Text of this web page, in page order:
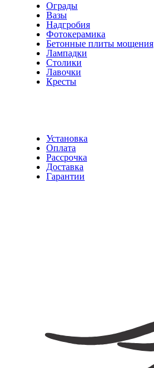
Ограды
Вазы
Надгробия
Фотокерамика
Бетонные плиты мощения
Лампадки
Столики
Лавочки
Кресты
Установка
Оплата
Рассрочка
Доставка
Гарантии